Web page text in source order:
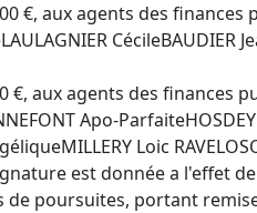
€, aux agents des
€, aux agents des finances
Apo-
Loic
est donnée a l'effet
de poursuites, portant